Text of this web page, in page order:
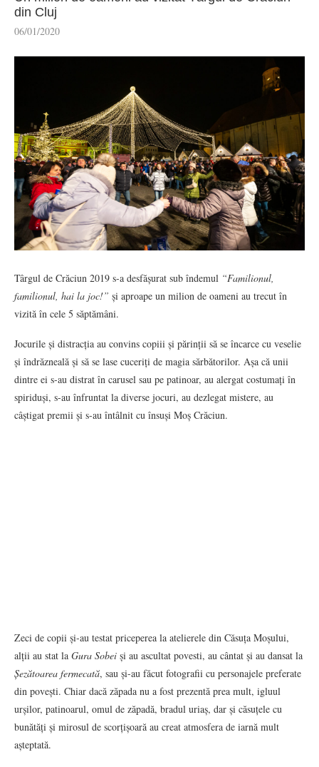
din Cluj
06/01/2020
Târgul de Crăciun 2019 s-a desfășurat sub îndemul “Familionul,
familionul, hai la joc!” și aproape un milion de oameni au trecut în
vizită în cele 5 săptămâni.
Jocurile și distracția au convins copiii și părinții să se încarce cu veselie
și îndrăzneală și să se lase cuceriți de magia sărbătorilor. Așa că unii
dintre ei s-au distrat în carusel sau pe patinoar, au alergat costumați în
spiriduși, s-au înfruntat la diverse jocuri, au dezlegat mistere, au
câștigat premii și s-au întâlnit cu însuși Moș Crăciun.
Zeci de copii și-au testat priceperea la atelierele din Căsuța Moșului,
alții au stat la Gura Sobei și au ascultat povesti, au cântat și au dansat la
Șezătoarea fermecată, sau și-au făcut fotografii cu personajele preferate
din povești. Chiar dacă zăpada nu a fost prezentă prea mult, igluul
urșilor, patinoarul, omul de zăpadă, bradul uriaș, dar și căsuțele cu
bunătăți și mirosul de scorțișoară au creat atmosfera de iarnă mult
așteptată.